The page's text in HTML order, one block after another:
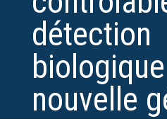
détection
nouvelle